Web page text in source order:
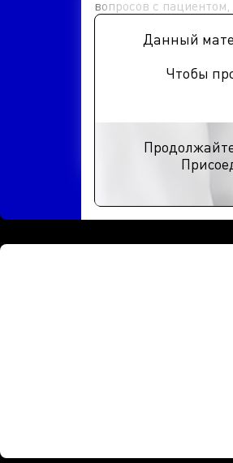
вопросов с
Данный
Чтобы